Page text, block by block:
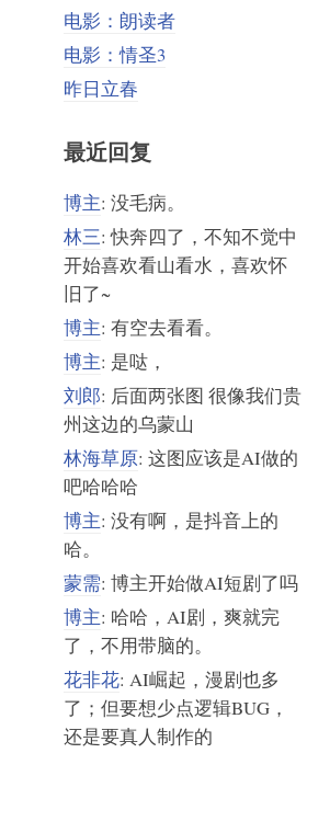
电影：朗读者
电影：情圣3
昨日立春
最近回复
博主: 没毛病。
林三: 快奔四了，不知不觉中
开始喜欢看山看水，喜欢怀
旧了~
博主: 有空去看看。
博主: 是哒，
刘郎: 后面两张图 很像我们贵
州这边的乌蒙山
林海草原: 这图应该是AI做的
吧哈哈哈
博主: 没有啊，是抖音上的
哈。
蒙需: 博主开始做AI短剧了吗
博主: 哈哈，AI剧，爽就完
了，不用带脑的。
花非花: AI崛起，漫剧也多
了；但要想少点逻辑BUG，
还是要真人制作的